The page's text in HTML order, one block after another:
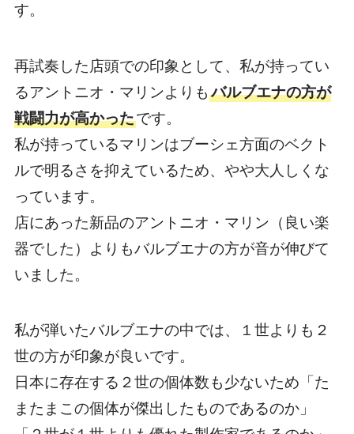
す。
再試奏した店頭での印象として、私が持ってい
るアントニオ・マリンよりも バルブエナの方が
戦闘力が高かったです。
私が持っているマリンはブーシェ方面のベクト
ルで明るさを抑えているため、やや大人しくな
っています。
店にあった新品のアントニオ・マリン（良い楽
器でした）よりもバルブエナの方が音が伸びて
いました。
私が弾いたバルブエナの中では、１世よりも２
世の方が印象が良いです。
日本に存在する２世の個体数も少ないため「た
またまこの個体が傑出したものであるのか」